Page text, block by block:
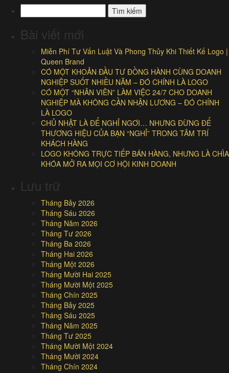
kiếm
cho:
Bài viết mới
Miễn Phí Tư Vấn Luật Và Phong Thủy Khi Thiết Kế Logo |
Queen Brand
CÓ MỘT KHOẢN ĐẦU TƯ ĐỒNG HÀNH CÙNG DOANH
NGHIỆP SUỐT NHIỀU NĂM – ĐÓ CHÍNH LÀ LOGO
CÓ MỘT “NHÂN VIÊN” LÀM VIỆC 24/7 CHO DOANH
NGHIỆP MÀ KHÔNG CẦN NHẬN LƯƠNG – ĐÓ CHÍNH
LÀ LOGO
CHỦ NHẬT LÀ ĐỂ NGHỈ NGƠI… NHƯNG ĐỪNG ĐỂ
THƯƠNG HIỆU CỦA BẠN “NGHỈ” TRONG TÂM TRÍ
KHÁCH HÀNG
LOGO KHÔNG TRỰC TIẾP BÁN HÀNG, NHƯNG LÀ CHÌA
KHÓA MỞ RA MỌI CƠ HỘI KINH DOANH
Lưu trữ
Tháng Bảy 2026
Tháng Sáu 2026
Tháng Năm 2026
Tháng Tư 2026
Tháng Ba 2026
Tháng Hai 2026
Tháng Một 2026
Tháng Mười Hai 2025
Tháng Mười Một 2025
Tháng Chín 2025
Tháng Bảy 2025
Tháng Sáu 2025
Tháng Năm 2025
Tháng Tư 2025
Tháng Mười Một 2024
Tháng Mười 2024
Tháng Chín 2024